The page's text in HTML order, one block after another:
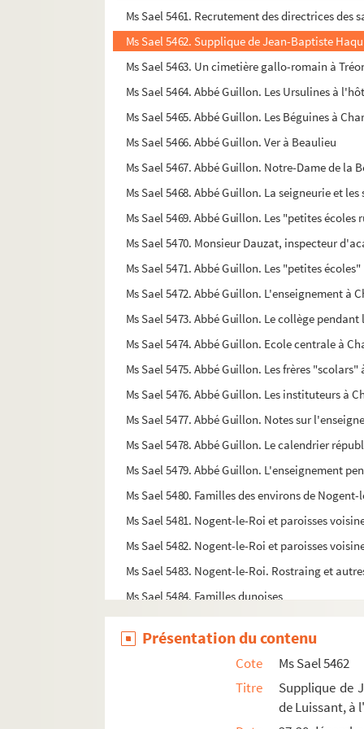
Ms Sael 5461. Recrutement des directrices
Ms Sael 5462. Supplique de Jean-Baptiste
Ms Sael 5463. Un cimetière gallo-romain à
Ms Sael 5464. Abbé Guillon. Les Ursulines à
Ms Sael 5465. Abbé Guillon. Les Béguines à
Ms Sael 5466. Abbé Guillon. Ver à Beaulieu
Ms Sael 5467. Abbé Guillon. Notre-Dame de la
Ms Sael 5468. Abbé Guillon. La seigneurie et
Ms Sael 5469. Abbé Guillon. Les "petites
Ms Sael 5470. Monsieur Dauzat, inspecteur
Ms Sael 5471. Abbé Guillon. Les "petites
Ms Sael 5472. Abbé Guillon. L'enseignement à
Ms Sael 5473. Abbé Guillon. Le collège
Ms Sael 5474. Abbé Guillon. Ecole centrale à
Ms Sael 5475. Abbé Guillon. Les frères
Ms Sael 5476. Abbé Guillon. Les instituteurs à
Ms Sael 5477. Abbé Guillon. Notes sur
Ms Sael 5478. Abbé Guillon. Le calendrier
Ms Sael 5479. Abbé Guillon. L'enseignement
Ms Sael 5480. Familles des environs de
Ms Sael 5481. Nogent-le-Roi et paroisses
Ms Sael 5482. Nogent-le-Roi et paroisses
Ms Sael 5483. Nogent-le-Roi. Rostraing et
Ms Sael 5484. Familles dunoises
Ms Sael 5485. Les armoiries de l'église de
Ms Sael 5486. Généalogie de la Maison de
Ms Sael 5487. Généalogie de la maison de
Ms Sael 5488. Nogent-le-Roi. Assemblées
Présentation du contenu
Cote
Ms Sael 5462
Titre
Supplique de
de Luissant, à